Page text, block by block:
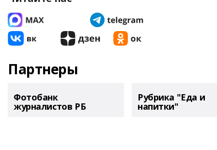
Партнеры
Фотобанк
журналистов РБ
Рубрика "Еда и
напитки"